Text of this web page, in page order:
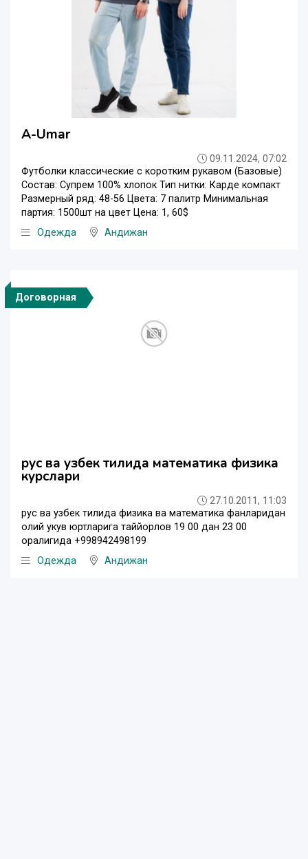
A-Umar
09.11.2024, 07:02
Футболки классические с коротким рукавом (Базовые)
Состав: Супрем 100% хлопок Тип нитки: Карде компакт
Размерный ряд: 48-56 Цвета: 7 палитр Минимальная
партия: 1500шт на цвет Цена: 1, 60$
Одежда
Андижан
Договорная
рус ва узбек тилида математика физика
курслари
27.10.2011, 11:03
рус ва узбек тилида физика ва математика фанларидан
олий укув юртларига таййорлов 19 00 дан 23 00
оралигида +998942498199
Одежда
Андижан